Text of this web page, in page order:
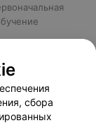
блог о
Ориентир
сбора